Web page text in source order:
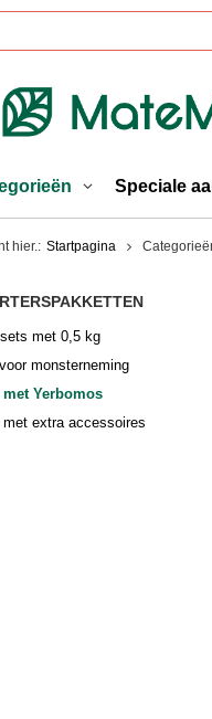
Speciale
hier.: Startpagina
met 0,5 kg
monsterneming
met Yerbomos
extra accessoires